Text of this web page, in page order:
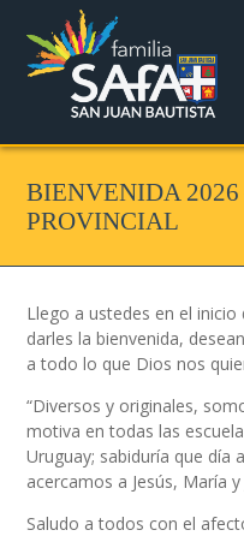
BIENVENIDA
PROVINCIAL
Llego a ustedes en el
darles la bienvenida,
a todo lo que Dios nos
“Diversos y originales,
motiva en todas las
Uruguay; sabiduría que día
acercamos a Jesús, María
Saludo a todos con el